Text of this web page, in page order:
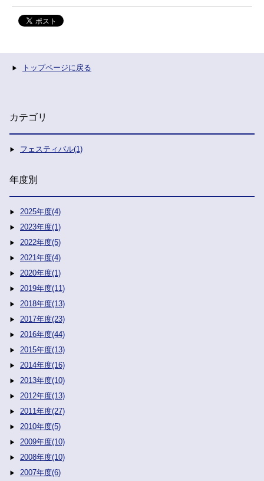
トップページに戻る
カテゴリ
フェスティバル(1)
年度別
2025年度(4)
2023年度(1)
2022年度(5)
2021年度(4)
2020年度(1)
2019年度(11)
2018年度(13)
2017年度(23)
2016年度(44)
2015年度(13)
2014年度(16)
2013年度(10)
2012年度(13)
2011年度(27)
2010年度(5)
2009年度(10)
2008年度(10)
2007年度(6)